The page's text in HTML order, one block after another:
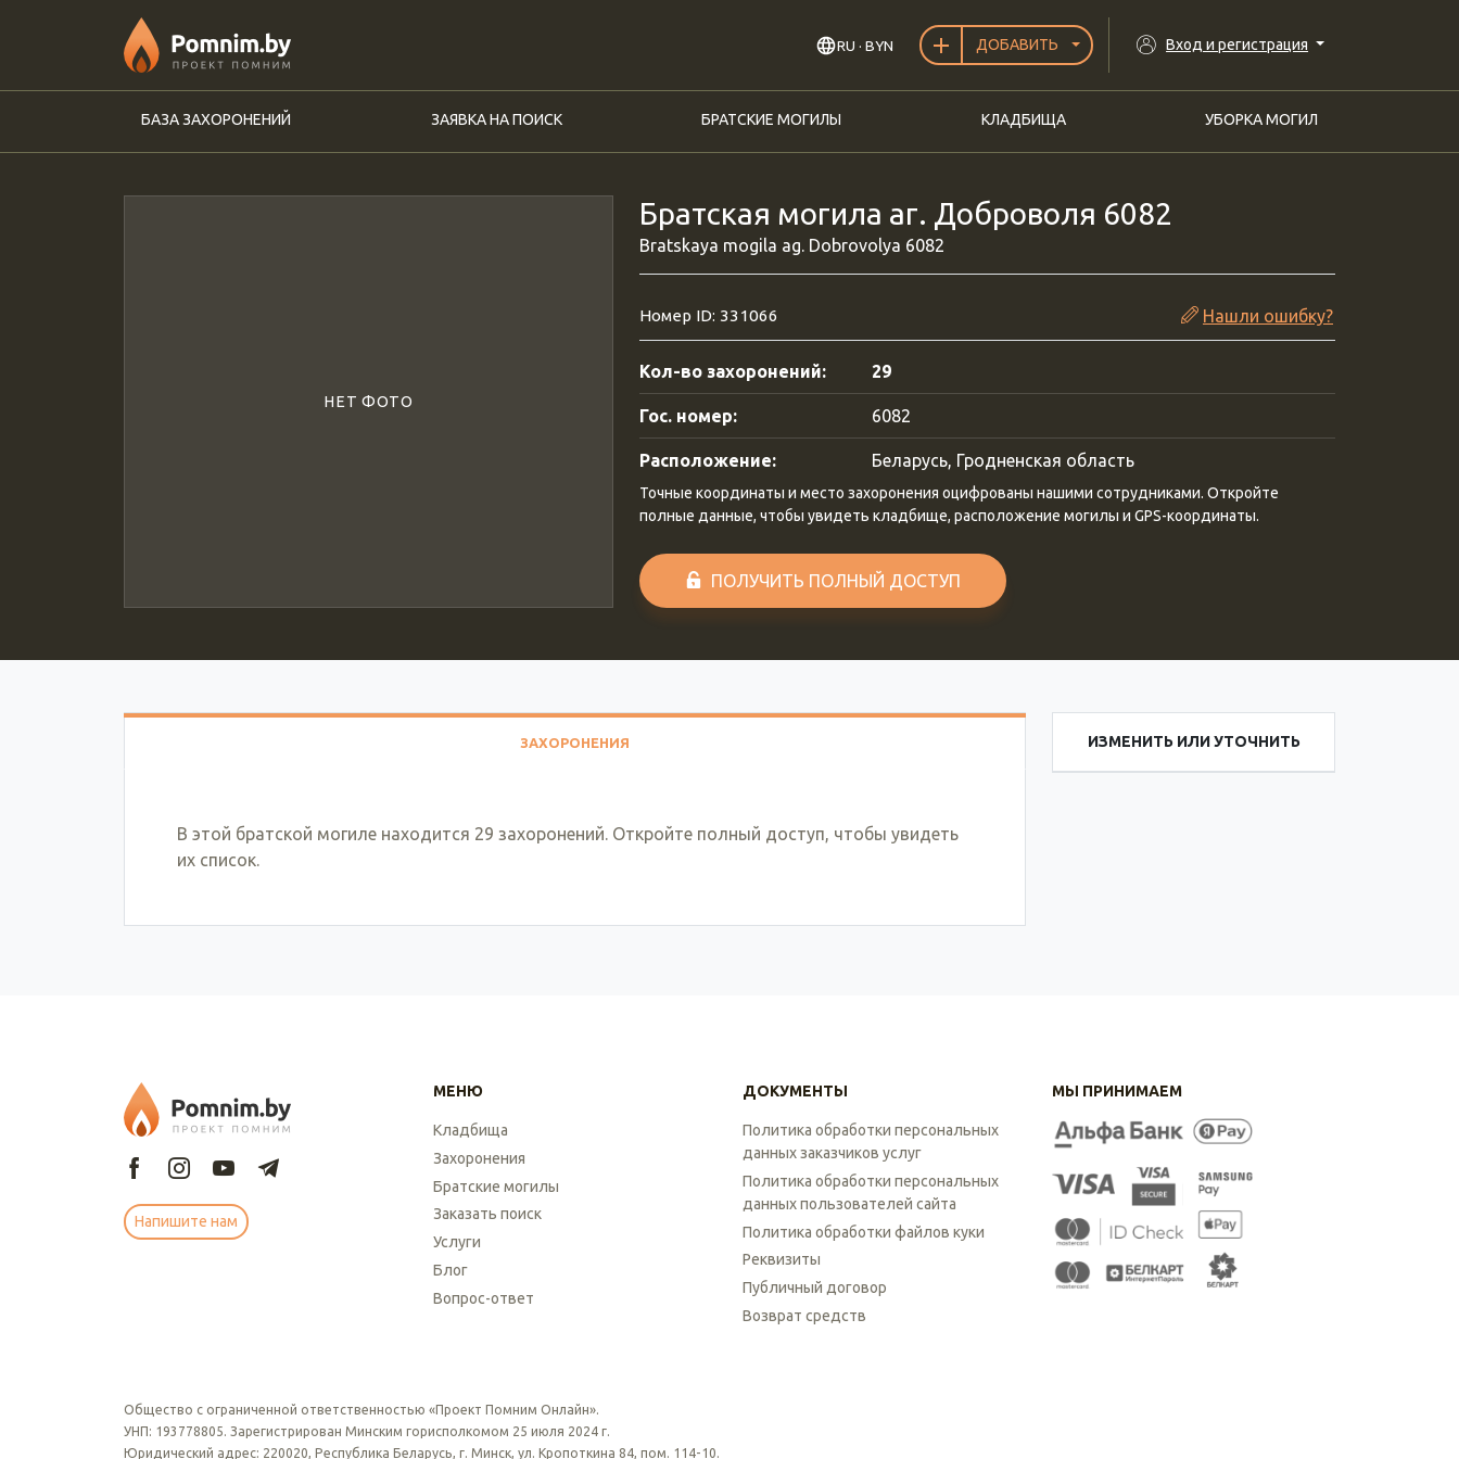
RU · BYN ДОБАВИТЬ Вход и регистрация
БАЗА ЗАХОРОНЕНИЙ ЗАЯВКА НА ПОИСК БРАТСКИЕ МОГИЛЫ КЛАДБИЩА УБОРКА МОГИЛ
НЕТ ФОТО
Братская могила аг. Доброволя 6082
Bratskaya mogila ag. Dobrovolya 6082
Номер ID: 331066 Нашли ошибку?
Кол-во захоронений: 29
Гос. номер: 6082
Расположение: Беларусь, Гродненская область
Точные координаты и место захоронения оцифрованы нашими сотрудниками. Откройте
полные данные, чтобы увидеть кладбище, расположение могилы и GPS-координаты.
ПОЛУЧИТЬ ПОЛНЫЙ ДОСТУП
ЗАХОРОНЕНИЯ
В этой братской могиле находится 29 захоронений. Откройте полный доступ, чтобы увидеть
их список.
ИЗМЕНИТЬ ИЛИ УТОЧНИТЬ
Напишите нам
МЕНЮ
Кладбища
Захоронения
Братские могилы
Заказать поиск
Услуги
Блог
Вопрос-ответ
ДОКУМЕНТЫ
Политика обработки персональных
данных заказчиков услуг
Политика обработки персональных
данных пользователей сайта
Политика обработки файлов куки
Реквизиты
Публичный договор
Возврат средств
МЫ ПРИНИМАЕМ
Общество с ограниченной ответственностью «Проект Помним Онлайн».
УНП: 193778805. Зарегистрирован Минским горисполкомом 25 июля 2024 г.
Юридический адрес: 220020, Республика Беларусь, г. Минск, ул. Кропоткина 84, пом. 114-10.